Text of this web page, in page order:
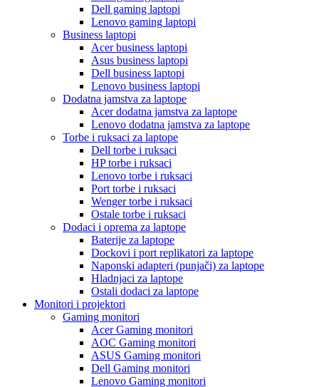
Dell gaming laptopi
Lenovo gaming laptopi
Business laptopi
Acer business laptopi
Asus business laptopi
Dell business laptopi
Lenovo business laptopi
Dodatna jamstva za laptope
Acer dodatna jamstva za laptope
Lenovo dodatna jamstva za laptope
Torbe i ruksaci za laptope
Dell torbe i ruksaci
HP torbe i ruksaci
Lenovo torbe i ruksaci
Port torbe i ruksaci
Wenger torbe i ruksaci
Ostale torbe i ruksaci
Dodaci i oprema za laptope
Baterije za laptope
Dockovi i port replikatori za laptope
Naponski adapteri (punjači) za laptope
Hladnjaci za laptope
Ostali dodaci za laptope
Monitori i projektori
Gaming monitori
Acer Gaming monitori
AOC Gaming monitori
ASUS Gaming monitori
Dell Gaming monitori
Lenovo Gaming monitori